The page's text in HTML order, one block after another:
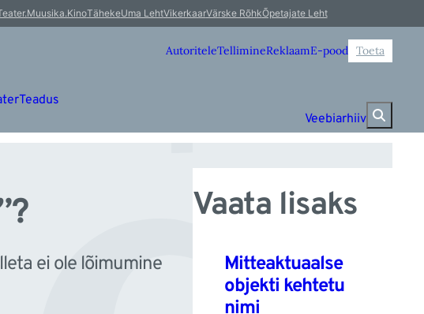
TähekeUma LehtVikerkaarVärske RõhkÕpetajate Leht
AutoriteleTellimineReklaamE-pood Toeta
Teadus
Veebiarhiiv
ei ole lõimumine
Vaata lisaks
Mitteaktuaalse
objekti kehtetu
nimi